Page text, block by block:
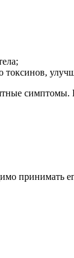
токсинов,
принимать